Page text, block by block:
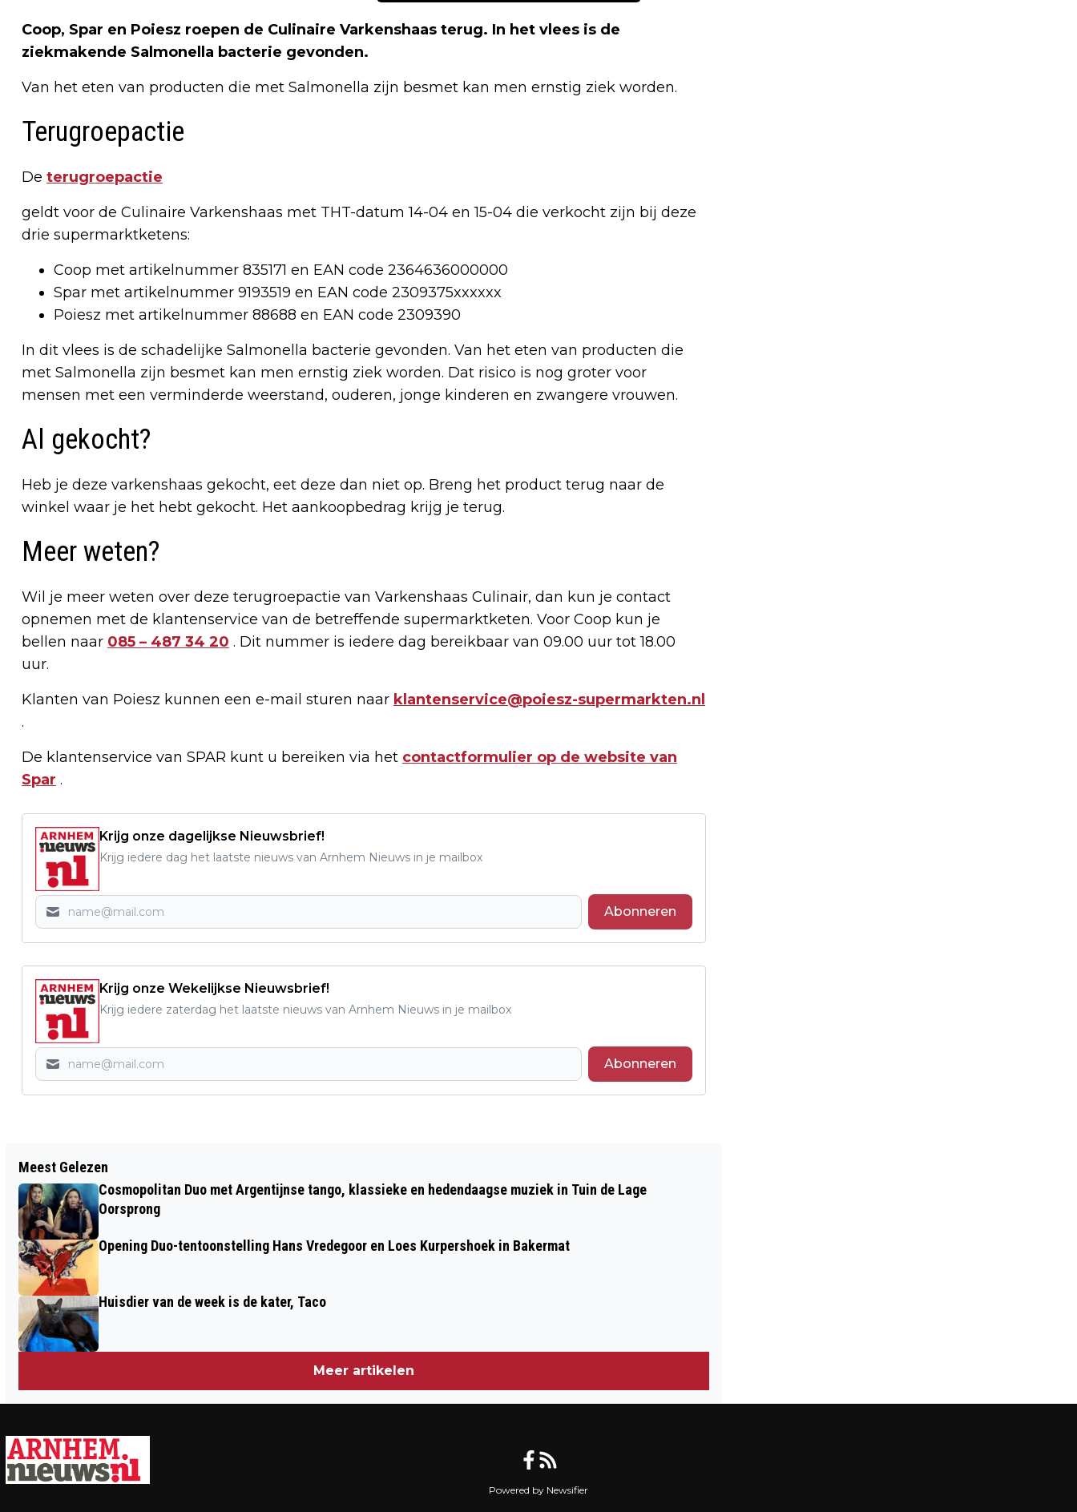
Coop, Spar en Poiesz roepen de Culinaire Varkenshaas terug. In het vlees is de
ziekmakende Salmonella bacterie gevonden.
Van het eten van producten die met Salmonella zijn besmet kan men ernstig ziek worden.
Terugroepactie
De terugroepactie
geldt voor de Culinaire Varkenshaas met THT-datum 14-04 en 15-04 die verkocht zijn bij deze
drie supermarktketens:
Coop met artikelnummer 835171 en EAN code 2364636000000
Spar met artikelnummer 9193519 en EAN code 2309375xxxxxx
Poiesz met artikelnummer 88688 en EAN code 2309390
In dit vlees is de schadelijke Salmonella bacterie gevonden. Van het eten van producten die
met Salmonella zijn besmet kan men ernstig ziek worden. Dat risico is nog groter voor
mensen met een verminderde weerstand, ouderen, jonge kinderen en zwangere vrouwen.
Al gekocht?
Heb je deze varkenshaas gekocht, eet deze dan niet op. Breng het product terug naar de
winkel waar je het hebt gekocht. Het aankoopbedrag krijg je terug.
Meer weten?
Wil je meer weten over deze terugroepactie van Varkenshaas Culinair, dan kun je contact
opnemen met de klantenservice van de betreffende supermarktketen. Voor Coop kun je
bellen naar 085 – 487 34 20 . Dit nummer is iedere dag bereikbaar van 09.00 uur tot 18.00
uur.
Klanten van Poiesz kunnen een e-mail sturen naar klantenservice@poiesz-supermarkten.nl
.
De klantenservice van SPAR kunt u bereiken via het contactformulier op de website van
Spar .
Krijg onze dagelijkse Nieuwsbrief!
Krijg iedere dag het laatste nieuws van Arnhem Nieuws in je mailbox
Abonneren
Krijg onze Wekelijkse Nieuwsbrief!
Krijg iedere zaterdag het laatste nieuws van Arnhem Nieuws in je mailbox
Abonneren
GEZELLIGE ROMMELMARKT OP 22 APRIL
BIJ ATK BRASS BIJ MUZIEKGEBOUW
QUATTRO MUSICA
PROGRAMMA THE WESTERN WIND OP
Meest Gelezen
Cosmopolitan Duo met Argentijnse tango, klassieke en hedendaagse muziek in Tuin de Lage
Oorsprong
Opening Duo-tentoonstelling Hans Vredegoor en Loes Kurpershoek in Bakermat
Huisdier van de week is de kater, Taco
Meer artikelen
Powered by Newsifier